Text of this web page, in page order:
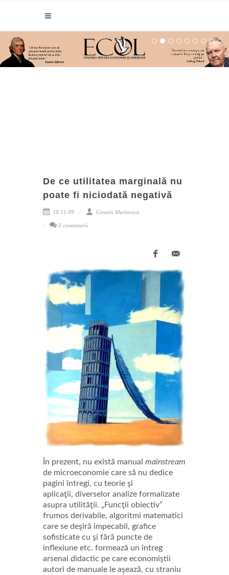
De ce utilitatea marginală nu
poate fi niciodată negativă
10.11.09 Cosmin Marinescu
0 comentarii
În prezent, nu există manual mainstream
de microeconomie care să nu dedice
pagini întregi, cu teorie şi
aplicaţii, diverselor analize formalizate
asupra utilităţii. „Funcţii obiectiv”
frumos derivabile, algoritmi matematici
care se deşiră impecabil, grafice
sofisticate cu şi fără puncte de
inflexiune etc. formează un întreg
arsenal didactic pe care economiştii
autori de manuale le aşează, cu straniu